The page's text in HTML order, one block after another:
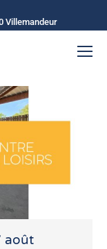
Villemandeur
août